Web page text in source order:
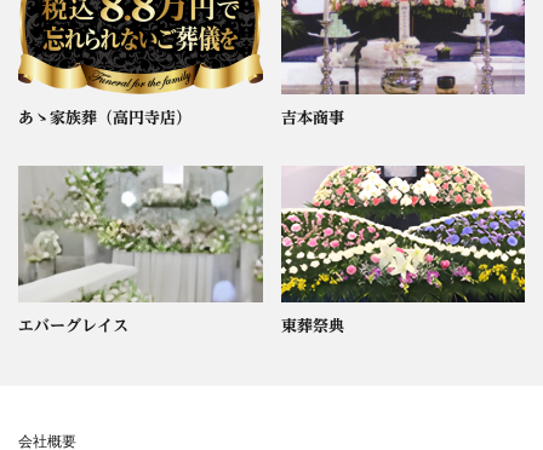
あゝ家族葬（高円寺店） 吉本商事
エバーグレイス 東葬祭典
会社概要